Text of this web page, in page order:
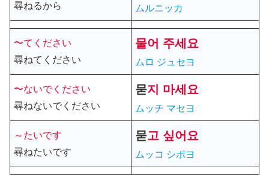
尋ねるから
ムルニッカ
〜てください
尋ねてください
물어 주세요
ムロ ジュセヨ
〜ないでください
尋ねないでください
묻지 마세요
ムッチ マセヨ
～たいです
尋ねたいです
묻고 싶어요
ムッコ シポヨ